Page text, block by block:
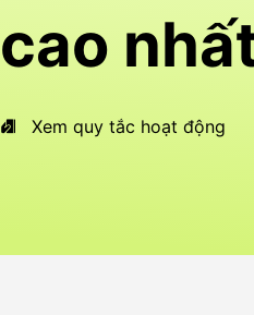
cao
Xem quy tắc hoạt động